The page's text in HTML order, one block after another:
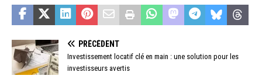
PRÉCÉDENT
Investissement locatif clé en main : une solution pour les
investisseurs avertis